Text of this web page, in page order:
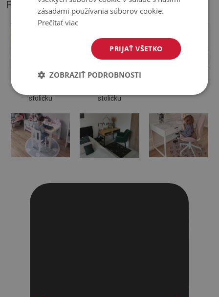
FOTOGRAFIE NÁŠHO PRODUKTU
Ochranná
stoličku
Podložka na
stoličku
zásadami používania súborov cookie.
Prečítať viac
PRIJAŤ VŠETKO
ZOBRAZIŤ PODROBNOSTI